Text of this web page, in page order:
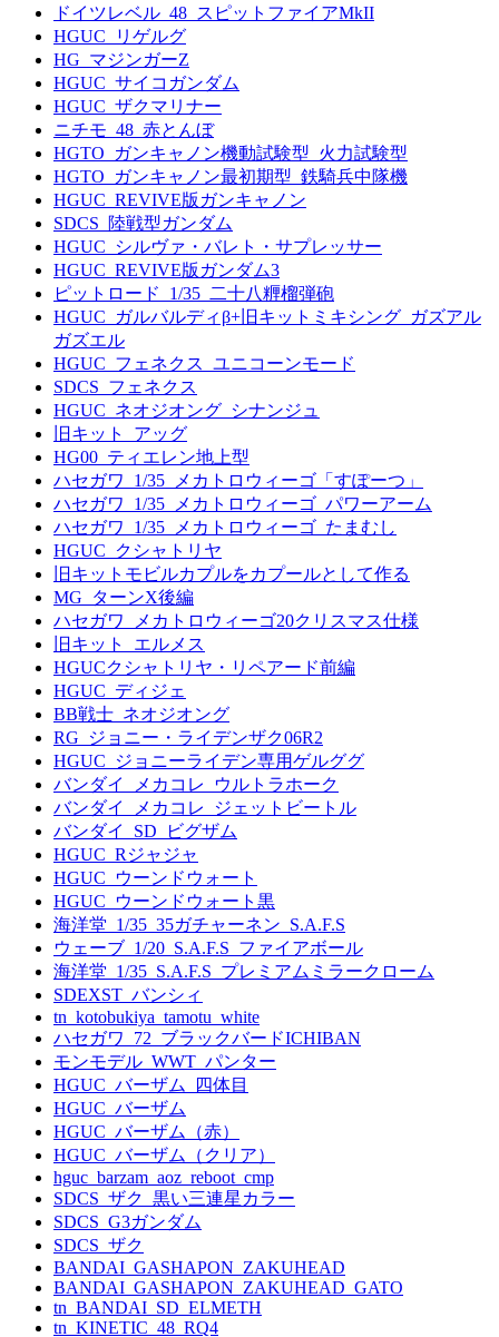
ドイツレベル_48_スピットファイアMkII
HGUC_リゲルグ
HG_マジンガーZ
HGUC_サイコガンダム
HGUC_ザクマリナー
ニチモ_48_赤とんぼ
HGTO_ガンキャノン機動試験型_火力試験型
HGTO_ガンキャノン最初期型_鉄騎兵中隊機
HGUC_REVIVE版ガンキャノン
SDCS_陸戦型ガンダム
HGUC_シルヴァ・バレト・サプレッサー
HGUC_REVIVE版ガンダム3
ピットロード_1/35_二十八糎榴弾砲
HGUC_ガルバルディβ+旧キットミキシング_ガズアル
ガズエル
HGUC_フェネクス_ユニコーンモード
SDCS_フェネクス
HGUC_ネオジオング_シナンジュ
旧キット_アッグ
HG00_ティエレン地上型
ハセガワ_1/35_メカトロウィーゴ「すぽーつ」
ハセガワ_1/35_メカトロウィーゴ_パワーアーム
ハセガワ_1/35_メカトロウィーゴ_たまむし
HGUC_クシャトリヤ
旧キットモビルカプルをカプールとして作る
MG_ターンX後編
ハセガワ_メカトロウィーゴ20クリスマス仕様
旧キット_エルメス
HGUCクシャトリヤ・リペアード前編
HGUC_ディジェ
BB戦士_ネオジオング
RG_ジョニー・ライデンザク06R2
HGUC_ジョニーライデン専用ゲルググ
バンダイ_メカコレ_ウルトラホーク
バンダイ_メカコレ_ジェットビートル
バンダイ_SD_ビグザム
HGUC_Rジャジャ
HGUC_ウーンドウォート
HGUC_ウーンドウォート黒
海洋堂_1/35_35ガチャーネン_S.A.F.S
ウェーブ_1/20_S.A.F.S_ファイアボール
海洋堂_1/35_S.A.F.S_プレミアムミラークローム
SDEXST_バンシィ
tn_kotobukiya_tamotu_white
ハセガワ_72_ブラックバードICHIBAN
モンモデル_WWT_パンター
HGUC_バーザム_四体目
HGUC_バーザム
HGUC_バーザム（赤）
HGUC_バーザム（クリア）
hguc_barzam_aoz_reboot_cmp
SDCS_ザク_黒い三連星カラー
SDCS_G3ガンダム
SDCS_ザク
BANDAI_GASHAPON_ZAKUHEAD
BANDAI_GASHAPON_ZAKUHEAD_GATO
tn_BANDAI_SD_ELMETH
tn_KINETIC_48_RQ4